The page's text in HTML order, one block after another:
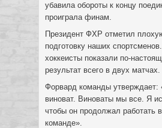
убавила обороты к концу
проиграла финам.
Президент ФХР отметил
подготовку наших
хоккеисты показали по-
результат всего в двух матчах.
Форвард команды утверждает:
виноват. Виноваты мы все. Я
чтобы он продолжал работать
команде».